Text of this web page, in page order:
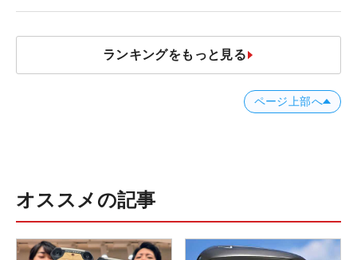
ランキングをもっと見る
ページ上部へ
オススメの記事